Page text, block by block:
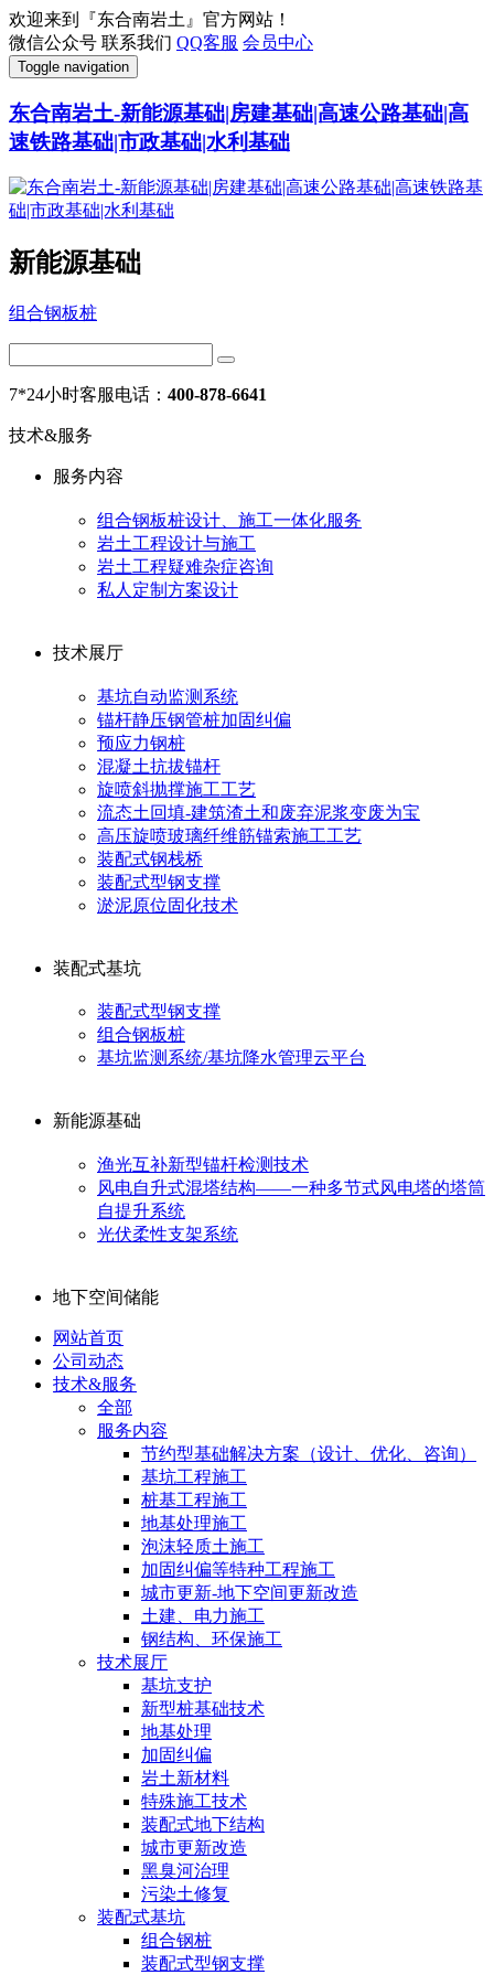
欢迎来到『东合南岩土』官方网站！
微信公众号 联系我们 QQ客服 会员中心
Toggle navigation
东合南岩土-新能源基础|房建基础|高速公路基础|高
速铁路基础|市政基础|水利基础
新能源基础
组合钢板桩
7*24小时客服电话： 400-878-6641
技术&服务
服务内容
组合钢板桩设计、施工一体化服务
岩土工程设计与施工
岩土工程疑难杂症咨询
私人定制方案设计
技术展厅
基坑自动监测系统
锚杆静压钢管桩加固纠偏
预应力钢桩
混凝土抗拔锚杆
旋喷斜抛撑施工工艺
流态土回填-建筑渣土和废弃泥浆变废为宝
高压旋喷玻璃纤维筋锚索施工工艺
装配式钢栈桥
装配式型钢支撑
淤泥原位固化技术
装配式基坑
装配式型钢支撑
组合钢板桩
基坑监测系统/基坑降水管理云平台
新能源基础
渔光互补新型锚杆检测技术
风电自升式混塔结构——一种多节式风电塔的塔筒
自提升系统
光伏柔性支架系统
地下空间储能
网站首页
公司动态
技术&服务
全部
服务内容
节约型基础解决方案（设计、优化、咨询）
基坑工程施工
桩基工程施工
地基处理施工
泡沫轻质土施工
加固纠偏等特种工程施工
城市更新-地下空间更新改造
土建、电力施工
钢结构、环保施工
技术展厅
基坑支护
新型桩基础技术
地基处理
加固纠偏
岩土新材料
特殊施工技术
装配式地下结构
城市更新改造
黑臭河治理
污染土修复
装配式基坑
组合钢桩
装配式型钢支撑